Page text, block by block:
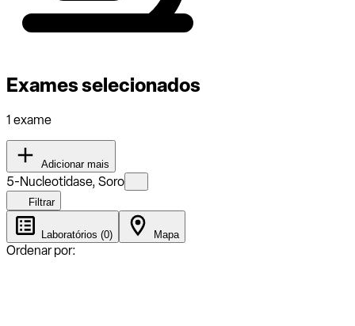
Exames selecionados
1 exame
Adicionar mais
5-Nucleotidase, Soro
Filtrar
Laboratórios (0) Mapa
Ordenar por: